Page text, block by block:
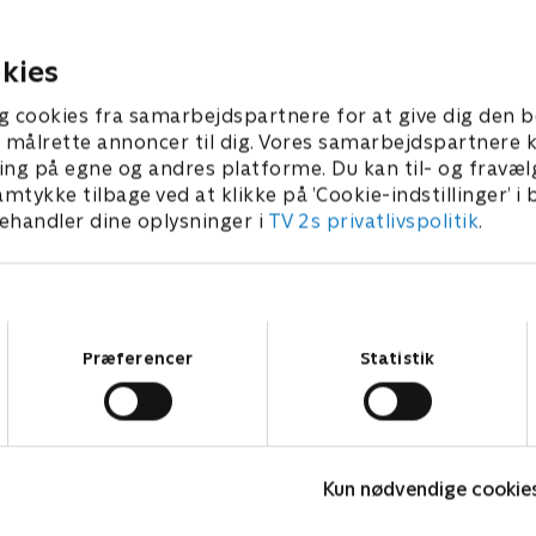
cookies fra samarbejdspartnere for at give dig den
annoncer til dig. Vores samarbejdspartnere
på egne og andres platforme. Du kan til- og
tilbage ved at klikke på ’Cookie-indstillinger’ i
dine oplysninger i TV 2s privatlivspolitik.
Præferencer Statistik
Kun nødvendige
er heldigvis en
så det går
er Brian Mørk og
2018 • 31 min
salg.
Hvem vil være millionær? Classic